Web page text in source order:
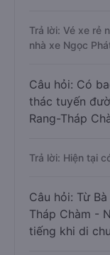
Trả lời: Vé xe rẻ
nhà xe Ngọc
Câu hỏi: Có
thác tuyến
Rang-Tháp
Trả lời: Hiện tại
Câu hỏi: Từ
Tháp Chàm -
tiếng khi di